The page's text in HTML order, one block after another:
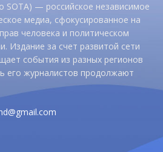
SOTA) — российское независимое
медиа, сфокусированное на
человека и политическом
Издание за счет развитой сети
события из разных регионов
его журналистов продолжают